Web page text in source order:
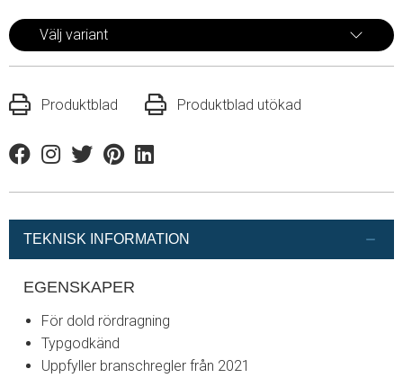
Välj variant
Produktblad Produktblad utökad
FacebookInstagram
TwitterPinterestLinkedin
TEKNISK INFORMATION
EGENSKAPER
För dold rördragning
Typgodkänd
Uppfyller branschregler från 2021